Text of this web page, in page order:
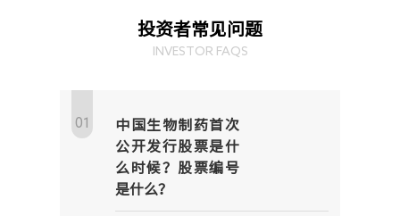
投资者常见问题
INVESTOR FAQS
01
中国生物制药首次
公开发行股票是什
么时候？股票编号
是什么？